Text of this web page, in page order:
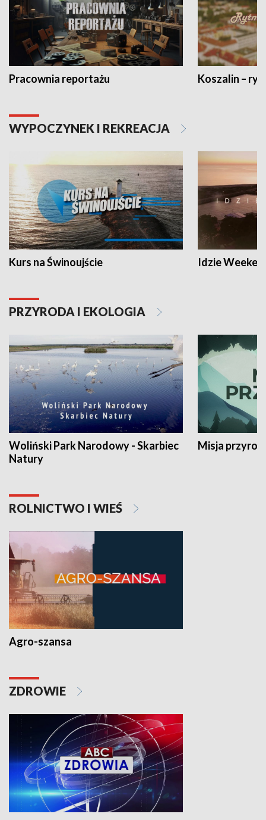
Pracownia reportażu Koszalin –
WYPOCZYNEK I REKREACJA
Kurs na Świnoujście Idzie
PRZYRODA I EKOLOGIA
Woliński Park Narodowy - Skarbiec
Natury
Misja
ROLNICTWO I WIEŚ
Agro-szansa
ZDROWIE